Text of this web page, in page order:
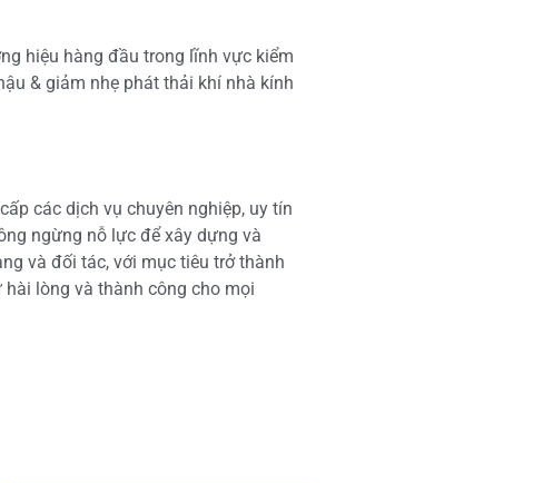
hiệu hàng đầu trong lĩnh vực kiểm
& giảm nhẹ phát thải khí nhà kính
các dịch vụ chuyên nghiệp, uy tín
ngừng nỗ lực để xây dựng và
và đối tác, với mục tiêu trở thành
lòng và thành công cho mọi